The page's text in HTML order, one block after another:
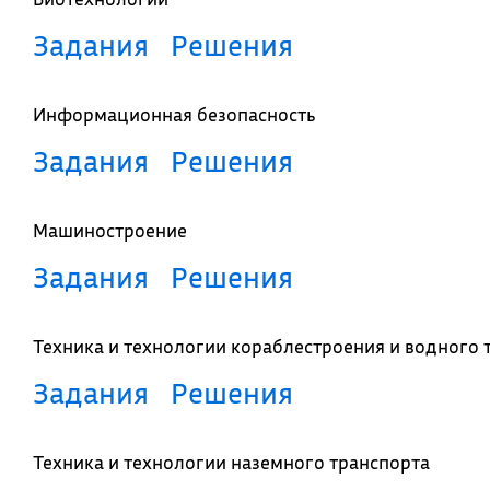
Задания Решения
Информационная безопасность
Задания Решения
Машиностроение
Задания Решения
Техника и технологии кораблестроения и водного
Задания Решения
Техника и технологии наземного транспорта